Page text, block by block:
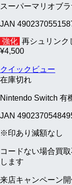
スーパーマリオブ
JAN
強化 再シュリンク
¥4,500
クイックビュー
在庫切れ
Nintendo Switch 有
JAN
※印あり減額なし
コードない場合買
します
来店キャンペーン開